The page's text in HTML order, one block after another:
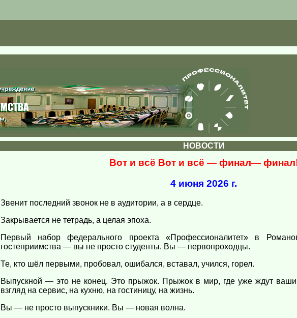
НОВОСТИ
Вот и всё Вот и всё — финал—
4 июня 2026 г.
Звенит последний звонок не в аудитории, а в сердце.
Закрывается не тетрадь, а целая эпоха.
Первый набор федерального проекта «Профессионалитет» в
гостеприимства — вы не просто студенты. Вы — первопроходцы.
Те, кто шёл первыми, пробовал, ошибался, вставал, учился, горел.
Выпускной — это не конец. Это прыжок. Прыжок в мир, где уже ждут
взгляд на сервис, на кухню, на гостиницу, на жизнь.
Вы — не просто выпускники. Вы — новая волна.